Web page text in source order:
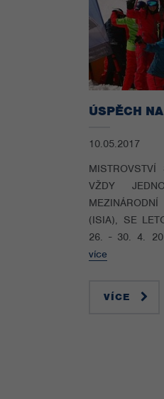
10.05.2017
VŽDY
(ISIA), SE
26. - 30. 4.
více
VÍCE